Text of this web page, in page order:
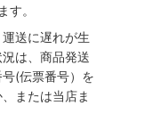
す。
送に遅れが生
は、商品発送
(伝票番号）を
または当店ま